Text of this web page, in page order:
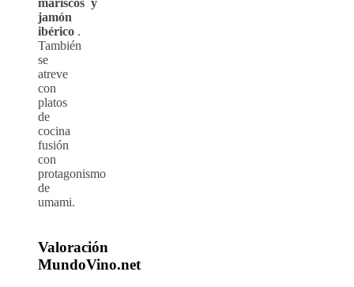
jamón
ibérico .
También
se
atreve
con
platos
de
cocina
fusión
con
protagonismo
de
umami.
Valoración
MundoVino.net